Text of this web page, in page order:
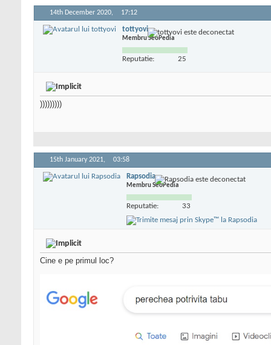
14th December 2020, 17:12
tottyovi
Membru SeoPedia
Reputatie: 25
)))))))))
15th January 2021, 03:58
Rapsodia
Membru SeoPedia
Reputatie: 33
Cine e pe primul loc?